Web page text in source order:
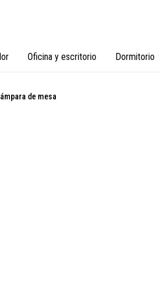
Oficina y escritorio Dormitorio
de mesa